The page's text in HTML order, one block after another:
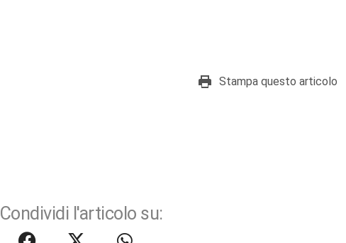
Stampa questo articolo
Condividi l'articolo su: